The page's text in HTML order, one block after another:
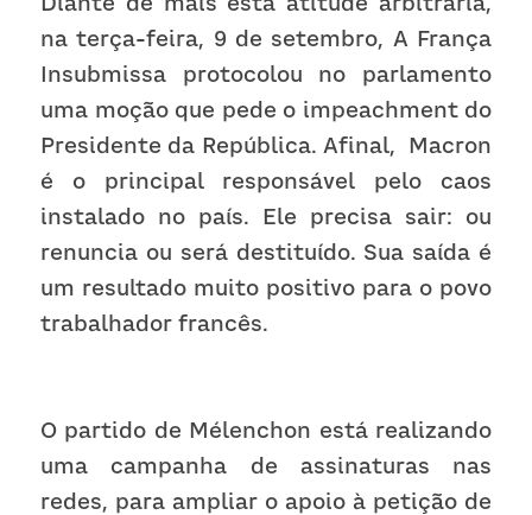
na terça-feira, 9 de setembro, A França
Insubmissa protocolou no parlamento
uma moção que pede o impeachment do
Presidente da República. Afinal,  Macron
é o principal responsável pelo caos
instalado no país. Ele precisa sair: ou
renuncia ou será destituído. Sua saída é
um resultado muito positivo para o povo
trabalhador francês.
O partido de Mélenchon está realizando
uma campanha de assinaturas nas
redes, para ampliar o apoio à petição de